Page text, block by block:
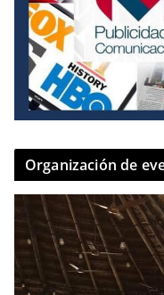
Organización de